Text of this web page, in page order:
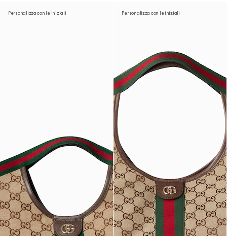
Personalizza con le iniziali Personalizza con le iniziali